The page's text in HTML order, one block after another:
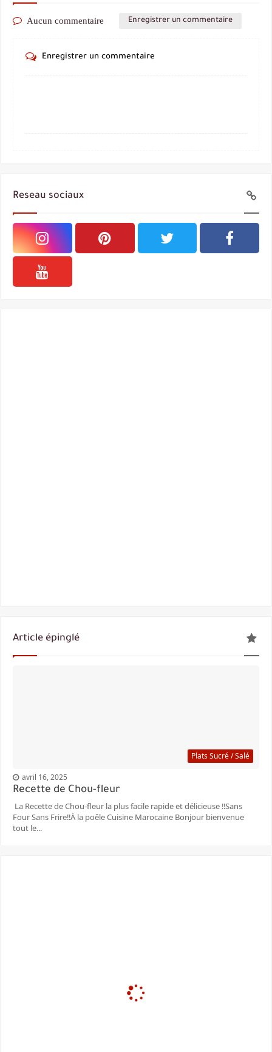
Aucun commentaire Enregistrer un commentaire
Enregistrer un commentaire
Reseau sociaux
Article épinglé
Plats Sucré / Salé
avril 16, 2025
Recette de Chou-fleur
La Recette de Chou-fleur la plus facile rapide et délicieuse ‼️Sans
Four Sans Frire‼️À la poêle Cuisine Marocaine Bonjour bienvenue
tout le...